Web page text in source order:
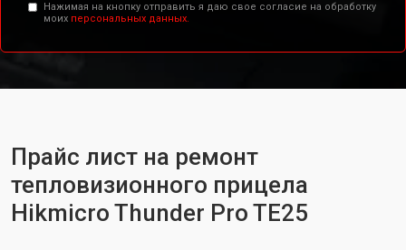
Нажимая на кнопку отправить я даю свое согласие на обработку
моих персональных данных.
Прайс лист на ремонт
тепловизионного прицела
Hikmicro Thunder Pro TE25